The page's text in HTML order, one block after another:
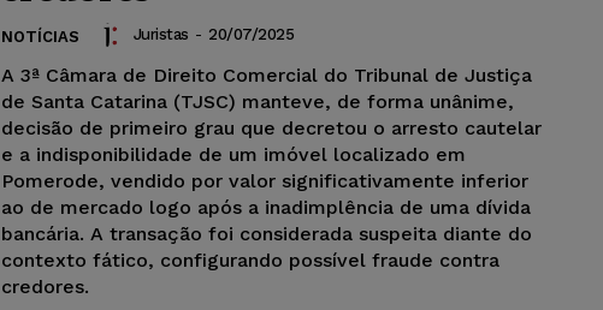
NOTÍCIAS Juristas - 20/07/2025
A 3ª Câmara de Direito Comercial do Tribunal de Justiça
de Santa Catarina (TJSC) manteve, de forma unânime,
decisão de primeiro grau que decretou o arresto cautelar
e a indisponibilidade de um imóvel localizado em
Pomerode, vendido por valor significativamente inferior
ao de mercado logo após a inadimplência de uma dívida
bancária. A transação foi considerada suspeita diante do
contexto fático, configurando possível fraude contra
credores.